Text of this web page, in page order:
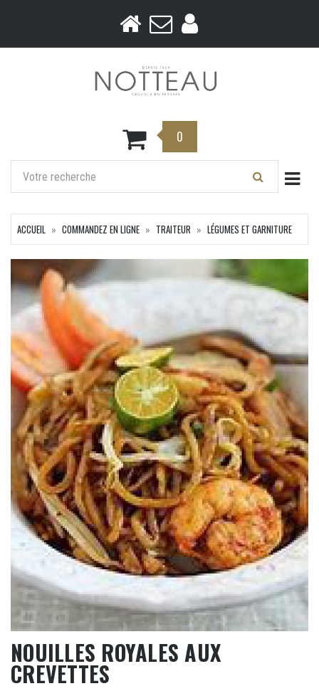
0
ACCUEIL COMMANDEZ EN LIGNE TRAITEUR LÉGUMES ET GARNITURE
NOUILLES ROYALES AUX
CREVETTES